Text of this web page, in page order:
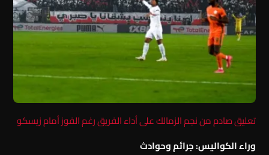
تعليق صادم من نجم الزمالك على أداء الفريق رغم الفوز أمام زيسكو
وراء الكواليس: جرائم وحوادث